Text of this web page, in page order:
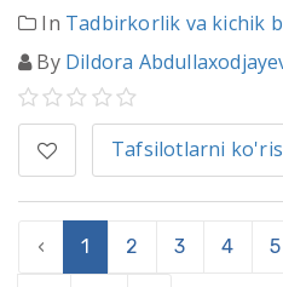
In Tadbirkorlik va kichik
By Dildora
Tafsilotlarni
‹ 1 2 3 4 5